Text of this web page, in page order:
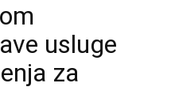
usluge
za